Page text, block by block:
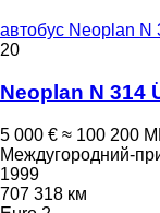
автобус Neoplan N
20
Neoplan N 314
5 000 € ≈ 100 200
Междугородний-
1999
707 318 км